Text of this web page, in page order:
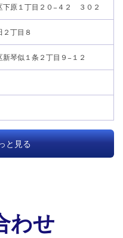
下原１丁目２０−４２ ３０２
丁目８
琴似１条２丁目９−１２
と見る
わせ